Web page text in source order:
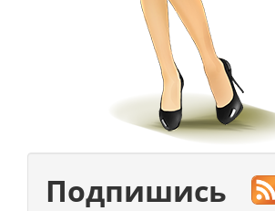
Подпишись